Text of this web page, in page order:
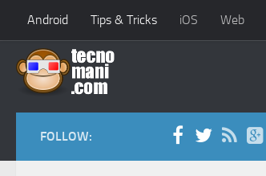
Android Tips & Tricks iOS Web
FOLLOW: